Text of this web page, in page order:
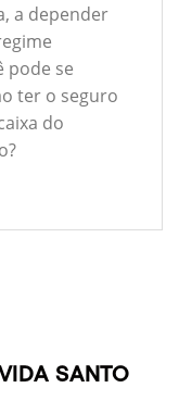
a depender
pode se
ter o seguro
do
SANTO